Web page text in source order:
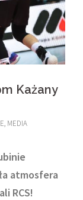
Każany
, MEDIA
atmosfera
RCS!